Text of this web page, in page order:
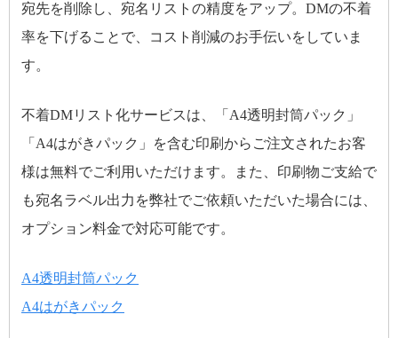
宛先を削除し、宛名リストの精度をアップ。DMの不着
率を下げることで、コスト削減のお手伝いをしていま
す。
不着DMリスト化サービスは、「A4透明封筒パック」
「A4はがきパック」を含む印刷からご注文されたお客
様は無料でご利用いただけます。また、印刷物ご支給で
も宛名ラベル出力を弊社でご依頼いただいた場合には、
オプション料金で対応可能です。
A4透明封筒パック
A4はがきパック